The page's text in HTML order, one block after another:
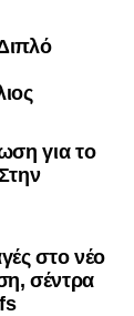
για το
στο νέο
σέντρα